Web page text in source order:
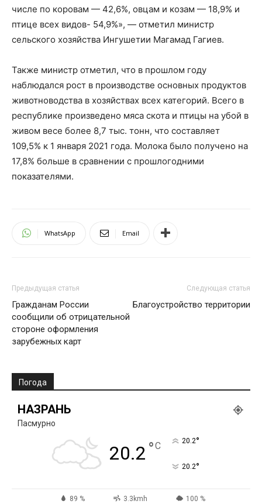
числе по коровам — 42,6%, овцам и козам — 18,9% и
птице всех видов- 54,9%», — отметил министр
сельского хозяйства Ингушетии Магамад Гагиев.
Также министр отметил, что в прошлом году
наблюдался рост в производстве основных продуктов
животноводства в хозяйствах всех категорий. Всего в
республике произведено мяса скота и птицы на убой в
живом весе более 8,7 тыс. тонн, что составляет
109,5% к 1 января 2021 года. Молока было получено на
17,8% больше в сравнении с прошлогодними
показателями.
WhatsApp Email
Предыдущая статья
Гражданам России
сообщили об отрицательной
стороне оформления
зарубежных карт
Следующая статья
Благоустройство территории
Погода
НАЗРАНЬ
Пасмурно
20.2 °C 20.2°
20.2°
89 % 3.3kmh 100 %